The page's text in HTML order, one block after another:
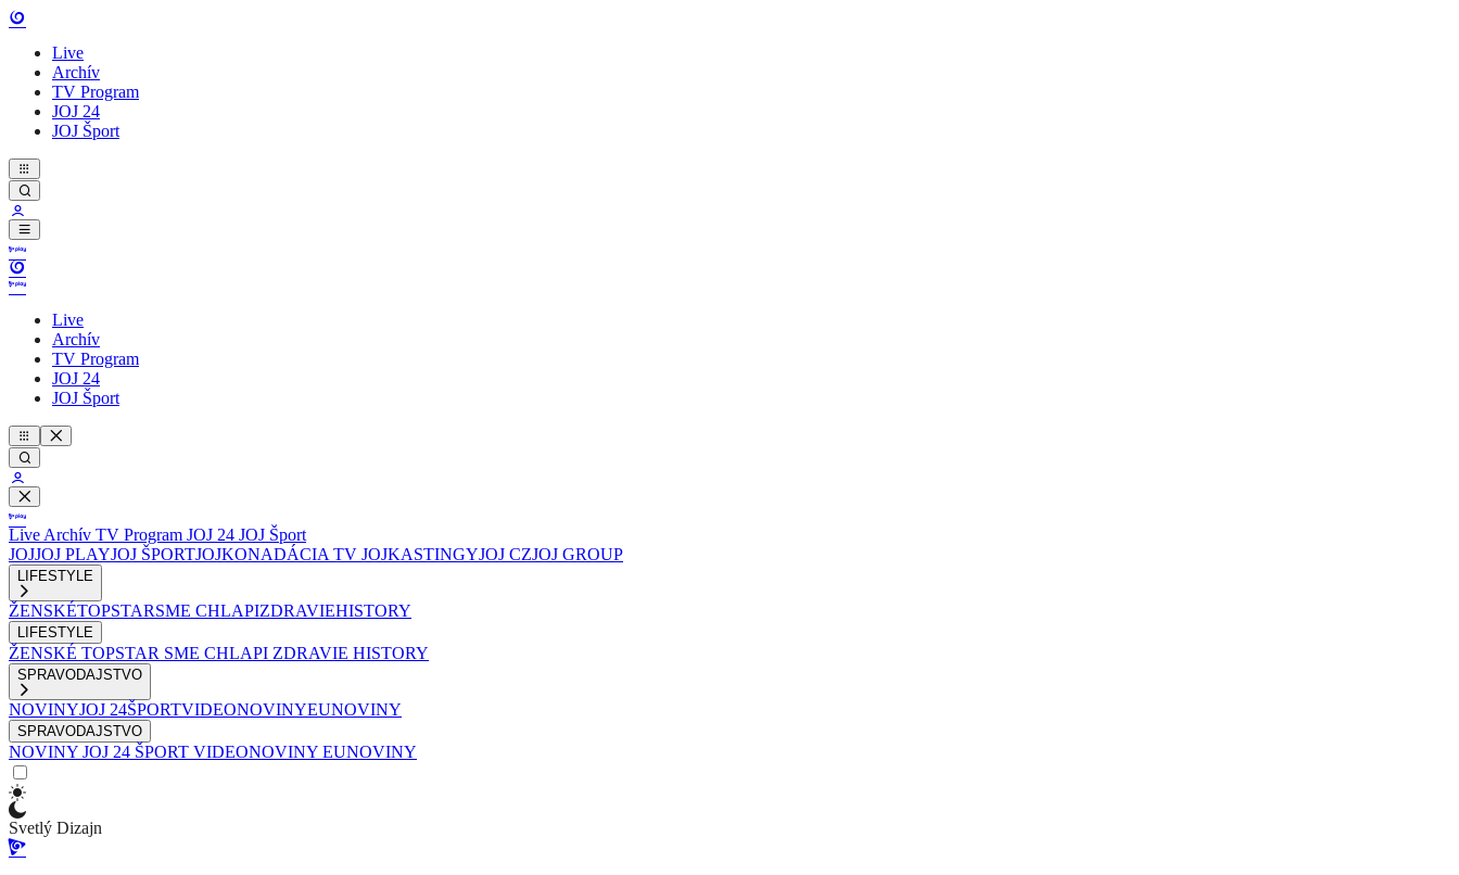
Live
Archív
TV Program
JOJ 24
JOJ Šport
Live
Archív
TV Program
JOJ 24
JOJ Šport
Live Archív TV Program JOJ 24 JOJ Šport
JOJJOJ PLAYJOJ ŠPORTJOJKONADÁCIA TV JOJKASTINGYJOJ CZJOJ GROUP
LIFESTYLE
ŽENSKÉTOPSTARSME CHLAPIZDRAVIEHISTORY
LIFESTYLE
ŽENSKÉ TOPSTAR SME CHLAPI ZDRAVIE HISTORY
SPRAVODAJSTVO
NOVINYJOJ 24ŠPORTVIDEONOVINYEUNOVINY
SPRAVODAJSTVO
NOVINY JOJ 24 ŠPORT VIDEONOVINY EUNOVINY
Svetlý Dizajn